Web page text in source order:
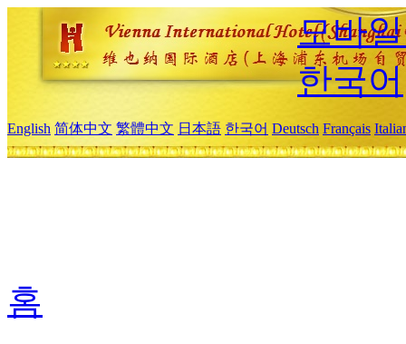
모바
한국어
English 简体中文 繁體中文 日本語 한국어 Deutsch Français
홈